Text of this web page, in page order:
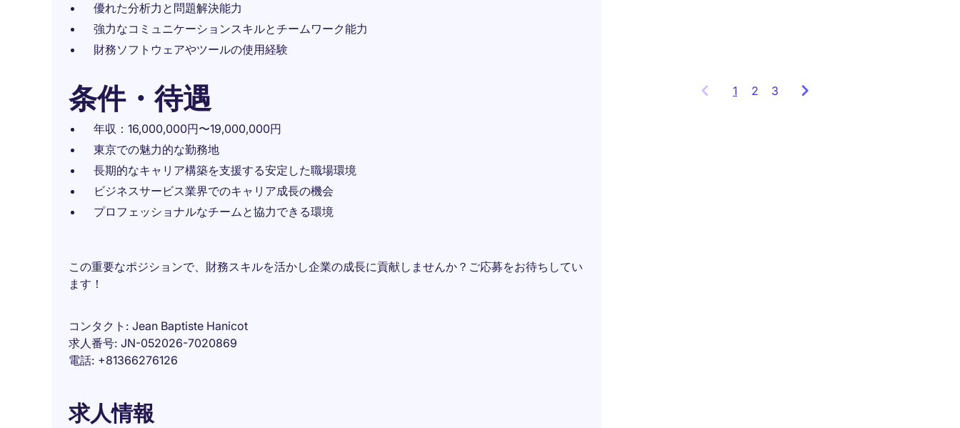
優れた分析力と問題解決能力
強力なコミュニケーションスキルとチームワーク能力
財務ソフトウェアやツールの使用経験
条件・待遇
年収：16,000,000円〜19,000,000円
東京での魅力的な勤務地
長期的なキャリア構築を支援する安定した職場環境
ビジネスサービス業界でのキャリア成長の機会
プロフェッショナルなチームと協力できる環境
この重要なポジションで、財務スキルを活かし企業の成長に貢献しませんか？ご応募をお待ちしてい
ます！
コンタクト
Jean Baptiste Hanicot
求人番号 JN-052026-7020869
電話 +81366276126
求人情報
1 Showing
2 3